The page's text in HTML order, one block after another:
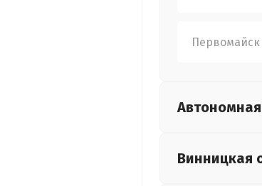
Первомайск
Винницкая